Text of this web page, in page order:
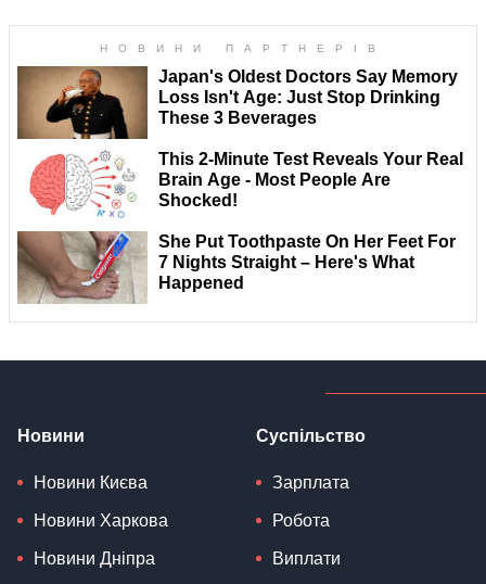
Новини
Новини Києва
Новини Харкова
Новини Дніпра
Суспільство
Зарплата
Робота
Виплати